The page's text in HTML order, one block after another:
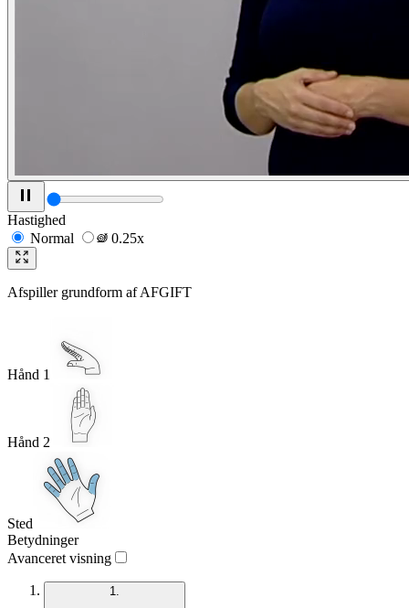
Hastighed
Normal
0.25x
Afspiller grundform afAFGIFT
Hånd 1
Hånd 2
Sted
Betydninger
Avanceret visning
1.